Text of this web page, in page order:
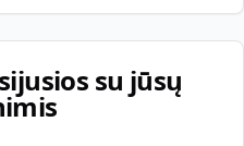
su jūsų